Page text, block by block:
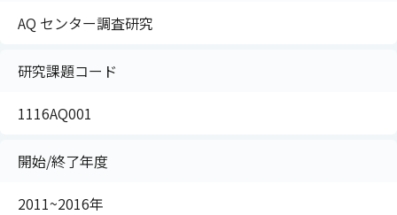
AQ センター調査研究
研究課題コード
1116AQ001
開始/終了年度
2011~2016年